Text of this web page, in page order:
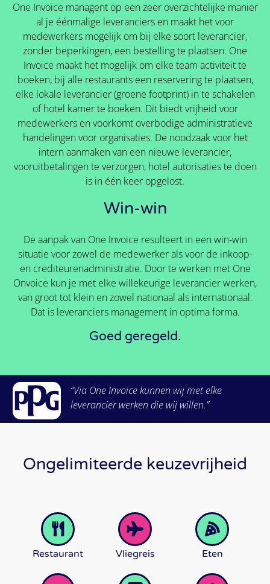
One Invoice managent op een zeer overzichtelijke manier
al je éénmalige leveranciers en maakt het voor
medewerkers mogelijk om bij elke soort leverancier,
zonder beperkingen, een bestelling te plaatsen. One
Invoice maakt het mogelijk om elke team activiteit te
boeken, bij alle restaurants een reservering te plaatsen,
elke lokale leverancier (groene footprint) in te schakelen
of hotel kamer te boeken. Dit biedt vrijheid voor
medewerkers en voorkomt overbodige administratieve
handelingen voor organisaties. De noodzaak voor het
intern aanmaken van een nieuwe leverancier,
vooruitbetalingen te verzorgen, hotel autorisaties te doen
is in één keer opgelost.
Win-win
De aanpak van One Invoice resulteert in een win-win
situatie voor zowel de medewerker als voor de inkoop-
en crediteurenadministratie. Door te werken met One
Onvoice kun je met elke willekeurige leverancier werken,
van groot tot klein en zowel nationaal als internationaal.
Dat is leveranciers management in optima forma.
Goed geregeld.
“Via One Invoice kunnen wij met elke
leverancier werken die wij willen.”
Ongelimiteerde keuzevrijheid
Restaurant Vliegreis Eten